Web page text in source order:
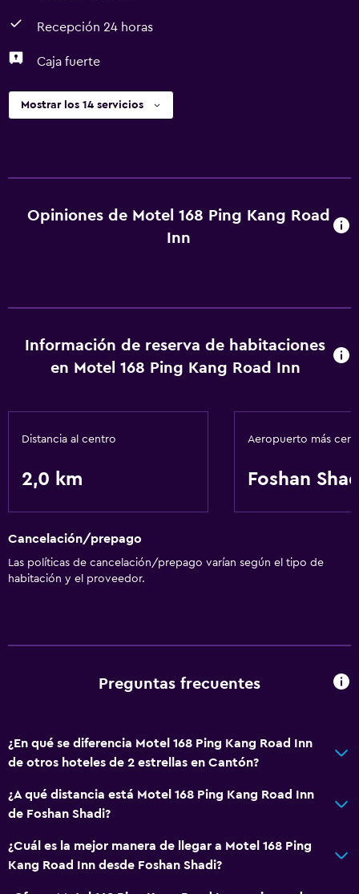
Recepción 24 horas
Caja fuerte
Mostrar los 14 servicios
Opiniones de Motel 168 Ping Kang Road
Inn
Información de reserva de habitaciones
en Motel 168 Ping Kang Road Inn
Distancia al centro
2,0 km
Aeropuerto más
Foshan
Cancelación/prepago
Las políticas de cancelación/prepago varían según el tipo de
habitación y el proveedor.
Preguntas frecuentes
¿En qué se diferencia Motel 168 Ping Kang Road Inn
de otros hoteles de 2 estrellas en Cantón?
¿A qué distancia está Motel 168 Ping Kang Road Inn
de Foshan Shadi?
¿Cuál es la mejor manera de llegar a Motel 168 Ping
Kang Road Inn desde Foshan Shadi?